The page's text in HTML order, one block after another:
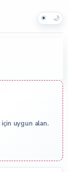
☀ 🌙
için uygun alan.